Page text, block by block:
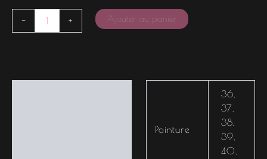
- + Ajouter au panier
Pointure
36
37
38
39
40